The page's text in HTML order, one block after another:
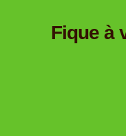
Fique à
Tem dúvidas se a